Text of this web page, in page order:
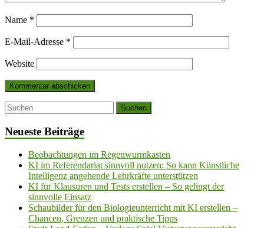
Name *
E-Mail-Adresse *
Website
Neueste Beiträge
Beobachtungen im Regenwurmkasten
KI im Referendariat sinnvoll nutzen: So kann Künstliche
Intelligenz angehende Lehrkräfte unterstützen
KI für Klausuren und Tests erstellen – So gelingt der
sinnvolle Einsatz
Schaubilder für den Biologieunterricht mit KI erstellen –
Chancen, Grenzen und praktische Tipps